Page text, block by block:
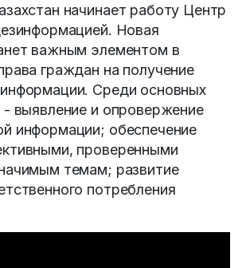
начинает работу Центр
Новая
важным элементом в
граждан на получение
Среди основных
выявление и опровержение
информации; обеспечение
проверенными
темам; развитие
потребления